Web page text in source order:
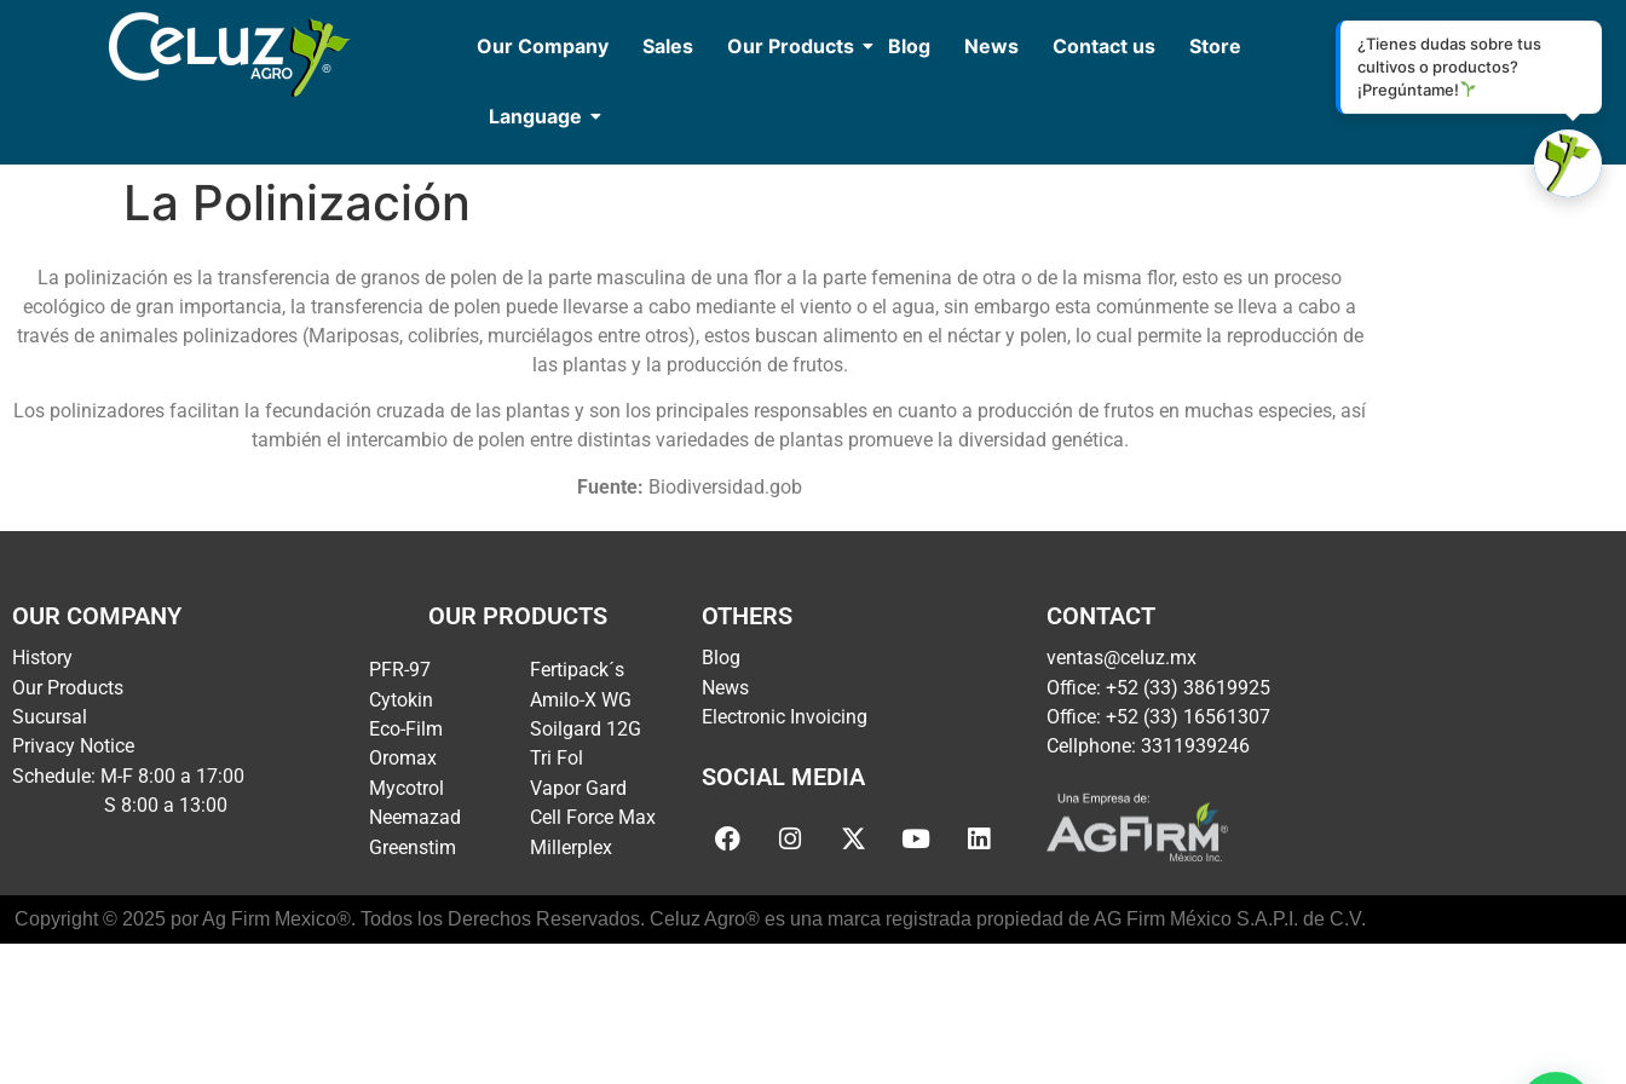
¿Tienes dudas sobre tus
cultivos o productos?
¡Pregúntame!
Our Company Sales Our Products Blog News Contact us Store
Language
La Polinización
La polinización es la transferencia de granos de polen de la parte masculina de una flor a la parte femenina de otra o de la misma flor, esto es un proceso
ecológico de gran importancia, la transferencia de polen puede llevarse a cabo mediante el viento o el agua, sin embargo esta comúnmente se lleva a cabo a
través de animales polinizadores (Mariposas, colibríes, murciélagos entre otros), estos buscan alimento en el néctar y polen, lo cual permite la reproducción de
las plantas y la producción de frutos.
Los polinizadores facilitan la fecundación cruzada de las plantas y son los principales responsables en cuanto a producción de frutos en muchas especies, así
también el intercambio de polen entre distintas variedades de plantas promueve la diversidad genética.
Fuente: Biodiversidad.gob
OUR COMPANY
History
Our Products
Sucursal
Privacy Notice
Schedule: M-F 8:00 a 17:00
S 8:00 a 13:00
OUR PRODUCTS
PFR-97
Cytokin
Eco-Film
Oromax
Mycotrol
Neemazad
Greenstim
Fertipack´s
Amilo-X WG
Soilgard 12G
Tri Fol
Vapor Gard
Cell Force Max
Millerplex
OTHERS
Blog
News
Electronic Invoicing
SOCIAL MEDIA
CONTACT
ventas@celuz.mx
Office: +52 (33) 38619925
Office: +52 (33) 16561307
Cellphone: 3311939246
Copyright © 2025 por Ag Firm Mexico®. Todos los Derechos Reservados. Celuz Agro® es una marca registrada propiedad de AG Firm México S.A.P.I. de C.V.